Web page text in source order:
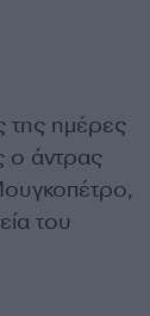
της ημέρες
ο άντρας
του